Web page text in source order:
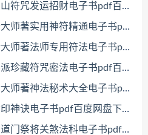
运招财电子书pdf百度网盘下载学习
神符精通电子书pdf百度网盘下载学习
专用符法电子书pdf百度网盘下载学习
咒密法电子书pdf百度网盘下载学习
秘术大全电子书pdf百度网盘下载学习
诀电子书pdf百度网盘下载学习
关煞法科电子书pdf百度网盘下载学习